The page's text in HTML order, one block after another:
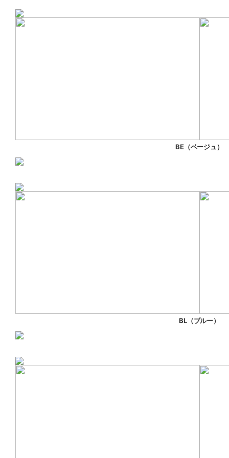
BE（ベージュ）
BL（ブルー）